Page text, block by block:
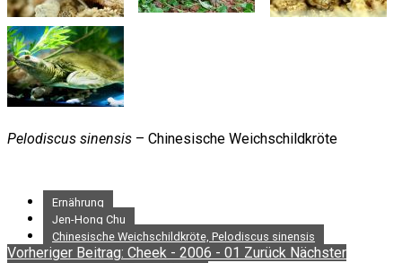
Pelodiscus sinensis – Chinesische Weichschildkröte
Ernährung
Jen-Hong Chu
Chinesische Weichschildkröte, Pelodiscus sinensis
Vorheriger Beitrag: Cheek - 2006 - 01 Zurück Nächster